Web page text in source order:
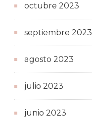
octubre 2023
septiembre 2023
agosto 2023
julio 2023
junio 2023